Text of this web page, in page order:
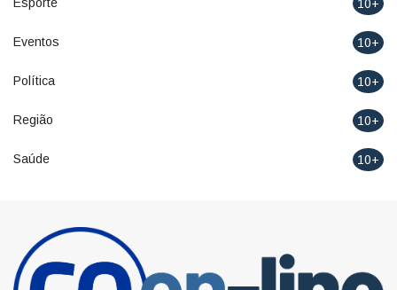
10+
Eventos 10+
Política 10+
Região 10+
Saúde 10+